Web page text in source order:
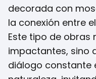
decorada con
la conexión entre
Este tipo de obras
impactantes, sino
diálogo constante